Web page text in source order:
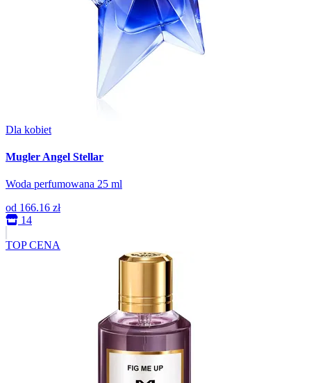
Dla kobiet
Mugler Angel Stellar
Woda perfumowana 25 ml
od 166.16 zł
14
TOP CENA